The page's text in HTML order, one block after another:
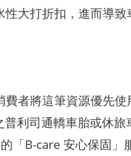
大打折扣，進而導致
者將這筆資源優先
利司通轎車胎或休
「B-care 安心保固